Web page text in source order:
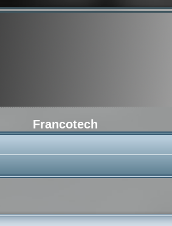
Francotech